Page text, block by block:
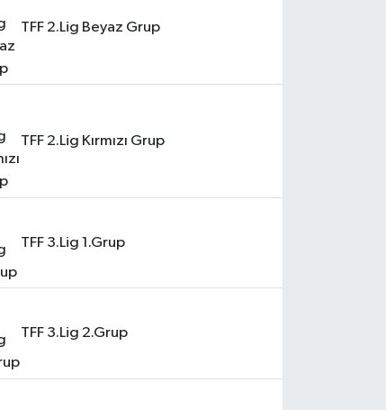
TFF 2.Lig Beyaz Grup
TFF 2.Lig Kırmızı Grup
TFF 3.Lig 1.Grup
TFF 3.Lig 2.Grup